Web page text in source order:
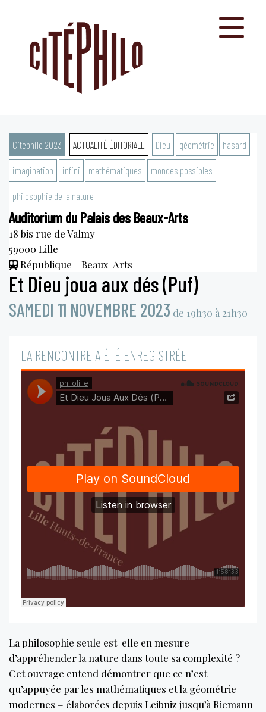
Citéphilo 2023 ACTUALITÉ ÉDITORIALE Dieu géométrie hasard
imagination infini mathématiques mondes possibles
philosophie de la nature
Auditorium du Palais des Beaux-Arts
18 bis rue de Valmy
59000 Lille
République - Beaux-Arts
Et Dieu joua aux dés (Puf)
SAMEDI 11 NOVEMBRE 2023 de 19h30 à 21h30
LA RENCONTRE A ÉTÉ ENREGISTRÉE
La philosophie seule est-elle en mesure
d’appréhender la nature dans toute sa complexité ?
Cet ouvrage entend démontrer que ce n’est
qu’appuyée par les mathématiques et la géométrie
modernes – élaborées depuis Leibniz jusqu’à Riemann